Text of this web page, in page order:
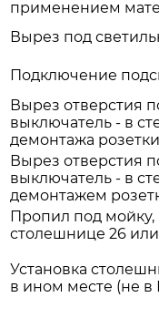
применением
Вырез под
Подключение
Вырез отверстия
выключатель - в
демонтажа розетки
Вырез отверстия
выключатель - в
демонтажем
Пропил под
столешнице 26
Установка
в ином месте (не в